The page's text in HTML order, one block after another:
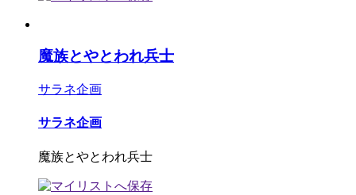
魔族とやとわれ兵士
サラネ企画
サラネ企画
魔族とやとわれ兵士